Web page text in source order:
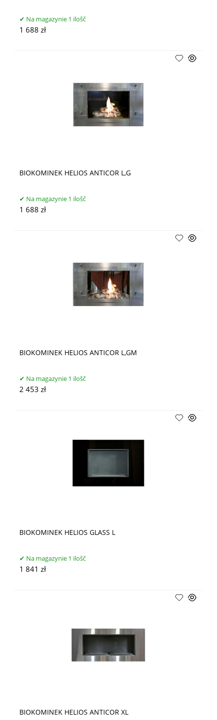
Na magazynie 1 ilošč
1 688 zł
BIOKOMINEK HELIOS ANTICOR L,G
Na magazynie 1 ilošč
1 688 zł
BIOKOMINEK HELIOS ANTICOR L,GM
Na magazynie 1 ilošč
2 453 zł
BIOKOMINEK HELIOS GLASS L
Na magazynie 1 ilošč
1 841 zł
BIOKOMINEK HELIOS ANTICOR XL